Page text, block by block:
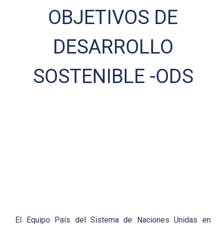
OBJETIVOS DE
DESARROLLO
SOSTENIBLE -ODS
El Equipo País del Sistema de Naciones Unidas en